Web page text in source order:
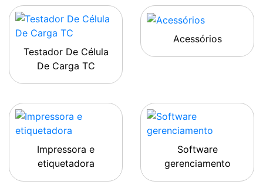
Testador De Célula
De Carga TC
Acessórios
Impressora e
etiquetadora
Software
gerenciamento